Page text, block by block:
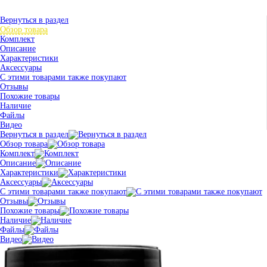
Вернуться в раздел
Обзор товара
Комплект
Описание
Характеристики
Аксессуары
С этими товарами также покупают
Отзывы
Похожие товары
Наличие
Файлы
Видео
Вернуться в раздел
Обзор товара
Комплект
Описание
Характеристики
Аксессуары
С этими товарами также покупают
Отзывы
Похожие товары
Наличие
Файлы
Видео